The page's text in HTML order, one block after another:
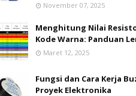
November 07, 2025
Menghitung Nilai
Kode Warna: Panduan
Maret 12, 2025
Fungsi dan Cara Kerja
Proyek Elektronika